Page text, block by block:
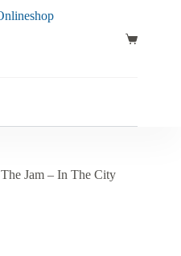
Warenkorb
The Jam – In The City